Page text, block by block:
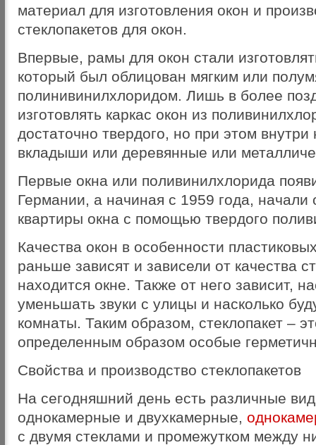
материал для изготовления окон и
стеклопакетов для окон.
Впервые, рамы для окон стали
который был облицован мягким или
полинивинилхлоридом. Лишь в более
изготовлять каркас окон из
достаточно твердого, но при этом внутри
вкладыши или деревянные или
Первые окна или поливинилхлорида
Германии, а начиная с 1959 года, начали
квартиры окна с помощью твердого
Качества окон в особенности
раньше зависят и зависели от качества
находится окне. Также от него зависит,
уменьшать звуки с улицы и насколько
комнаты. Таким образом, стеклопакет –
определенным образом особые
Свойства и производство стеклопакетов
На сегодняшний день есть различные
однокамерные и двухкамерные,
с двумя стеклами и промежутком между